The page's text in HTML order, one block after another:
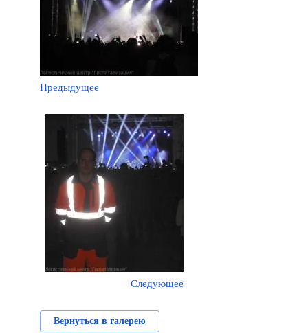
Предыдущее
Следующее
Вернуться в галерею